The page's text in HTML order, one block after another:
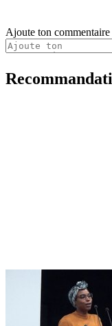
Ajoute ton commentaire